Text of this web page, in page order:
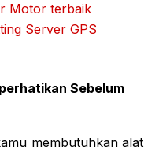
Motor terbaik
Server GPS
Sebelum
membutuhkan alat